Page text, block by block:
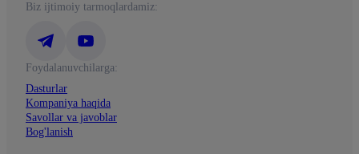
Biz ijtimoiy tarmoqlardamiz:
Foydalanuvchilarga:
Dasturlar
Kompaniya haqida
Savollar va javoblar
Bog'lanish